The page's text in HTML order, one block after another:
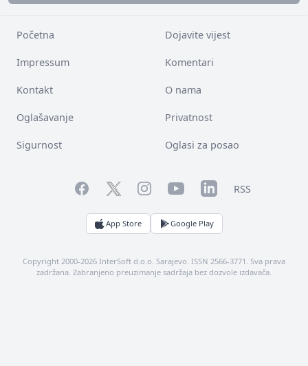
Početna Dojavite vijest
Impressum Komentari
Kontakt O nama
Oglašavanje Privatnost
Sigurnost Oglasi za posao
FacebookTwitterInstagramYouTubeLinkedInRSS
App Store Google Play
Copyright 2000-2026 InterSoft d.o.o. Sarajevo. ISSN 2566-3771. Sva prava
zadržana. Zabranjeno preuzimanje sadržaja bez dozvole izdavača.